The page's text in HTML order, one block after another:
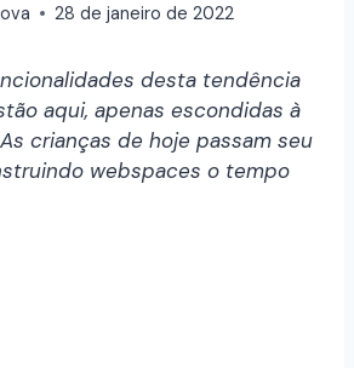
28 de janeiro de 2022
desta tendência
aqui, apenas escondidas à
crianças de hoje passam seu
webspaces o tempo